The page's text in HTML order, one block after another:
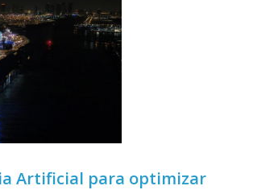
Artificial para optimizar